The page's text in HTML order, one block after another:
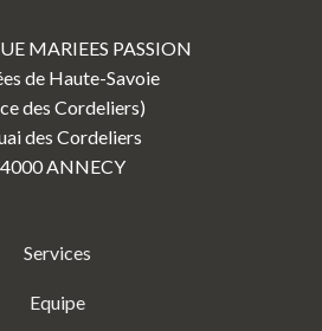
MARIEES PASSION
de Haute-Savoie
des Cordeliers)
des Cordeliers
ANNECY
Services
Equipe